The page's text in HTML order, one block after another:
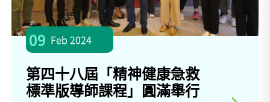
09 Feb 2024
第四十八屆「精神健康急救
標準版導師課程」圓滿舉行